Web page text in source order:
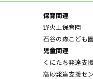
保育関連
野火止保育園
石谷の森こども
児童関連
くにたち発達支
高砂発達支援セ